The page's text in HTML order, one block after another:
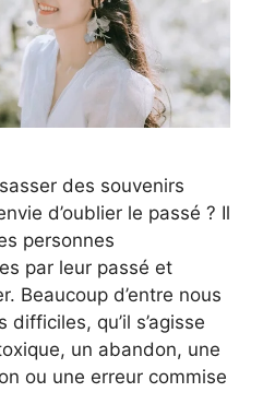
des souvenirs
d’oublier le passé ? Il
personnes
par leur passé et
Beaucoup d’entre nous
qu’il s’agisse
un abandon, une
ou une erreur commise